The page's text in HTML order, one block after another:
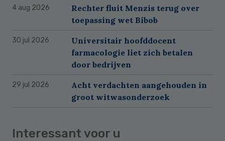
4 aug 2026
Rechter fluit Menzis terug over
toepassing wet Bibob
30 jul 2026
Universitair hoofddocent
farmacologie liet zich betalen
door bedrijven
29 jul 2026
Acht verdachten aangehouden in
groot witwasonderzoek
Interessant voor u